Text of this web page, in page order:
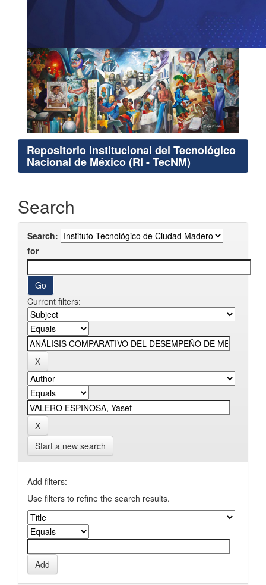
Repositorio Institucional del Tecnológico
Nacional de México (RI - TecNM)
Search
Search:
for
Current filters:
Start a new search
Add filters:
Use filters to refine the search results.